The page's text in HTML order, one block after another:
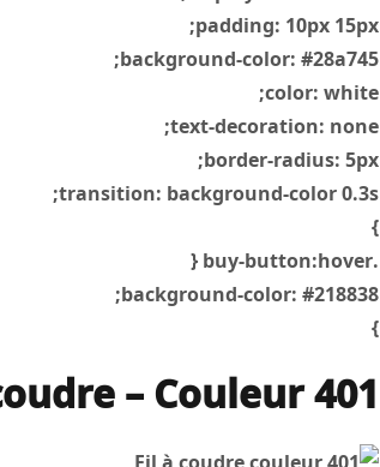
padding: 10px 15px;
background-color: #28a745;
color: white;
text-decoration: none;
border-radius: 5px;
transition: background-color 0.3s;
}
.buy-button:hover {
background-color: #218838;
}
– Couleur 401